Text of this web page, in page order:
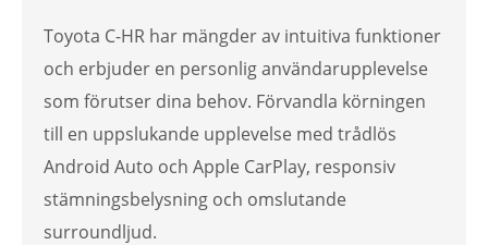
Toyota C-HR har mängder av intuitiva funktioner
och erbjuder en personlig användarupplevelse
som förutser dina behov. Förvandla körningen
till en uppslukande upplevelse med trådlös
Android Auto och Apple CarPlay, responsiv
stämningsbelysning och omslutande
surroundljud.